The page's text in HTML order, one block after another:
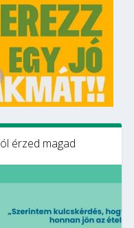
érzed magad